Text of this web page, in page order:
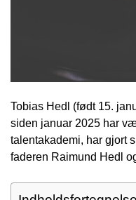
Tobias Hedl (født 15.
siden januar 2025 har
talentakademi, har gjort
faderen Raimund Hedl